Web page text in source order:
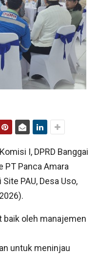
Komisi I, DPRD Banggai
PT Panca Amara
PAU, Desa Uso,
oleh manajemen
untuk meninjau